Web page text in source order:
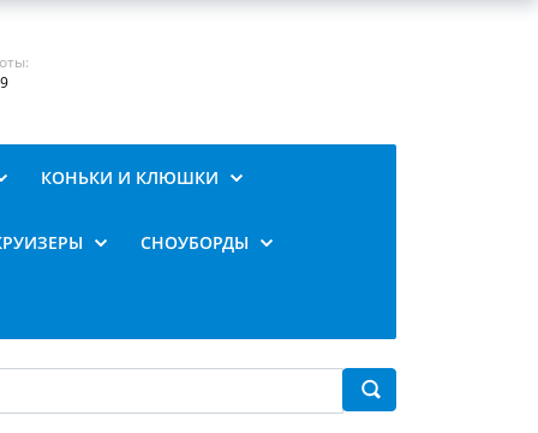
КОНЬКИ И КЛЮШКИ
СНОУБОРДЫ